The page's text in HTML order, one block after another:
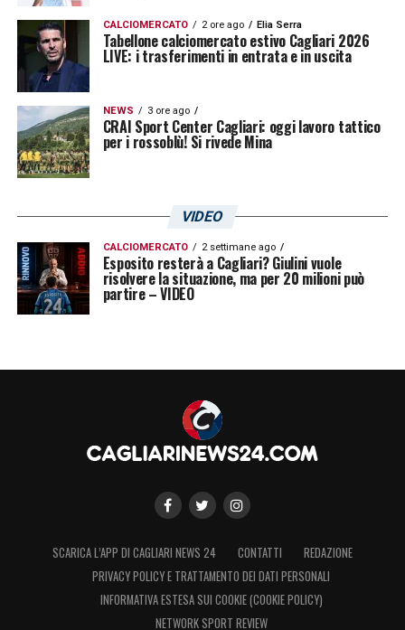
perfetta per ritrovare quella titolarità e quella
fiducia che lo avevano reso un pilastro della
retroguardia isolana.
Mentre i contatti proseguono , il popolo
rossoblù attende fiducioso: riabbracciare i
propri “ex” potrebbe essere la chiave per
salvezza tranquilla.
LEGGI ANCHE:Calciomercato Cagliari, il Ds
LA PLAYLIST DELLE NOSTRE TOP NEWS
CALCIOMERCATO 2 ore ago Elia Serra
Tabellone calciomercato estivo Cagliari 2026
LIVE: i trasferimenti in entrata e in uscita
NEWS 3 ore ago
CRAI Sport Center Cagliari: oggi lavoro tattico
per i rossoblù! Si rivede Mina
VIDEO
CALCIOMERCATO 2 settimane ago
Esposito resterà a Cagliari? Giulini vuole
risolvere la situazione, ma per 20 milioni può
partire – VIDEO
SCARICA L’APP DI CAGLIARI NEWS 24 CONTATTI
REDAZIONE
PRIVACY POLICY E TRATTAMENTO DEI DATI PERSONALI
INFORMATIVA ESTESA SUI COOKIE (COOKIE POLICY)
NETWORK SPORT REVIEW